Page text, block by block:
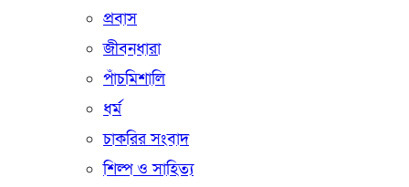
প্রবাস
জীবনধারা
পাঁচমিশালি
ধর্ম
চাকরির সংবাদ
শিল্প ও সাহিত্য